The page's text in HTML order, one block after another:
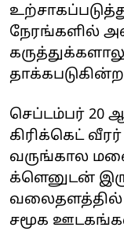
நேரங்களில்
செப்டம்பர் 20
கிரிக்கெட்
வருங்கால
க்ளெனுடன்
வலைதளத்தில்
சமூக